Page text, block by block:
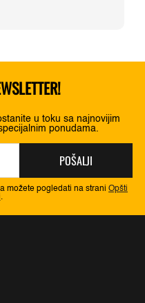
u toku sa najnovijim
ponudama.
POŠALJI
možete pogledati na strani Opšti
.